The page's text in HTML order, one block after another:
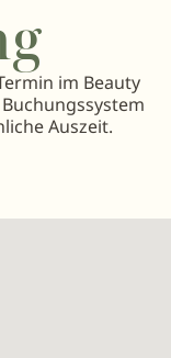
im Beauty
Auszeit.